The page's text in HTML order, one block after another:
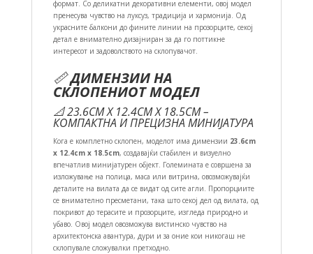
формат. Со деликатни декоративни елементи, овој модел
пренесува чувство на луксуз, традиција и хармонија. Од
украсните балкони до фините линии на прозорците, секој
детал е внимателно дизајниран за да го поттикне
интересот и задоволството на склопувачот.
📏ДИМЕНЗИИ НА
СКЛОПЕНИОТ МОДЕЛ
📐 23.6CM X 12.4CM X 18.5CM –
КОМПАКТНА И ПРЕЦИЗНА МИНИЈАТУРА
Кога е комплетно склопен, моделот има димензии 23.6cm
x 12.4cm x 18.5cm, создавајќи стабилен и визуелно
впечатлив минијатурен објект. Големината е совршена за
изложување на полица, маса или витрина, овозможувајќи
деталите на вилата да се видат од сите агли. Пропорциите
се внимателно пресметани, така што секој дел од вилата, од
покривот до терасите и прозорците, изгледа природно и
убаво. Овој модел овозможува вистинско чувство на
архитектонска авантура, дури и за оние кои никогаш не
склопувале сложувалки претходно.